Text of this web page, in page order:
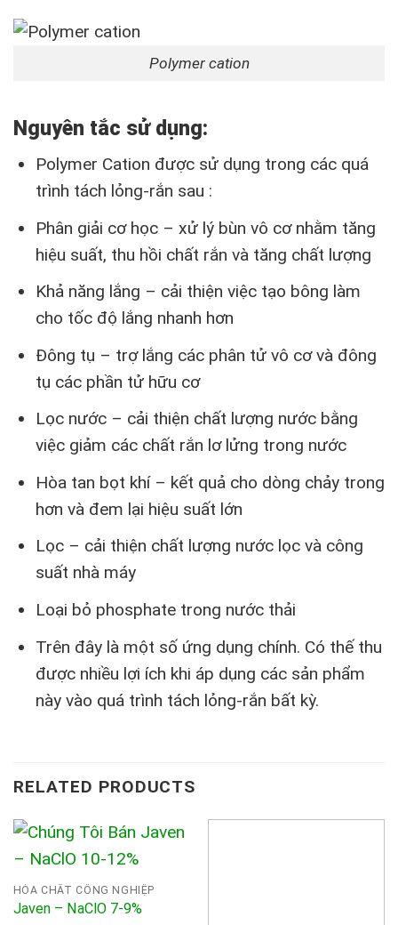
Polymer cation
Nguyên tắc sử dụng:
Polymer Cation được sử dụng trong các quá
trình tách lỏng-rắn sau :
Phân giải cơ học – xử lý bùn vô cơ nhằm tăng
hiệu suất, thu hồi chất rắn và tăng chất lượng
Khả năng lắng – cải thiện việc tạo bông làm
cho tốc độ lắng nhanh hơn
Đông tụ – trợ lắng các phân tử vô cơ và đông
tụ các phần tử hữu cơ
Lọc nước – cải thiện chất lượng nước bằng
việc giảm các chất rắn lơ lửng trong nước
Hòa tan bọt khí – kết quả cho dòng chảy trong
hơn và đem lại hiệu suất lớn
Lọc – cải thiện chất lượng nước lọc và công
suất nhà máy
Loại bỏ phosphate trong nước thải
Trên đây là một số ứng dụng chính. Có thế thu
được nhiều lợi ích khi áp dụng các sản phẩm
này vào quá trình tách lỏng-rắn bất kỳ.
RELATED PRODUCTS
HÓA CHẤT CÔNG NGHIỆP
Javen – NaClO 7-9%